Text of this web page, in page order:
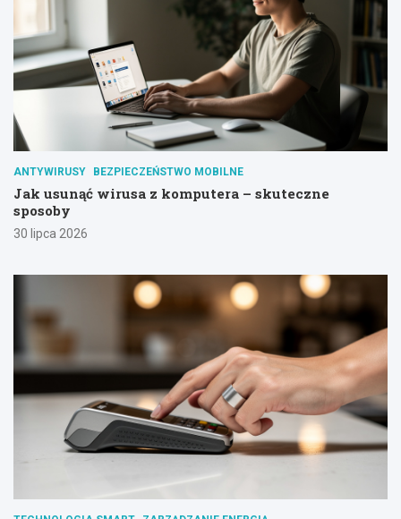
ANTYWIRUSY BEZPIECZEŃSTWO MOBILNE
Jak usunąć wirusa z komputera – skuteczne
sposoby
30 lipca 2026